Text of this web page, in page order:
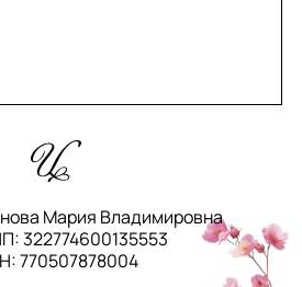
Мария Владимировна
322774600135553
770507878004